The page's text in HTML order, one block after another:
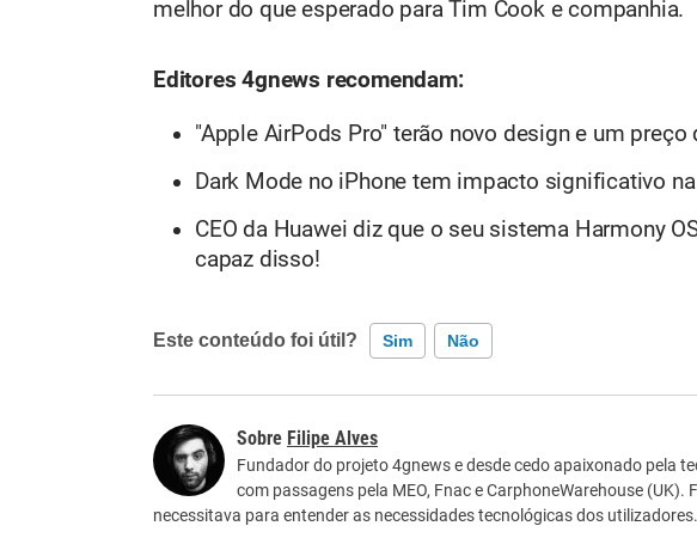
melhor do que esperado para Tim Cook e companhia.
Editores 4gnews recomendam:
"Apple AirPods Pro" terão novo design e um preço
Dark Mode no iPhone tem impacto significativo
CEO da Huawei diz que o seu sistema Harmony
capaz disso!
Este conteúdo foi útil? Sim Não
Este conteúdo não tem a informação que procuro
Outro
Filipe Alves
Fundador do projeto 4gnews e desde cedo apaixonado pela
com passagens pela MEO, Fnac e CarphoneWarehouse (UK).
necessitava para entender as necessidades tecnológicas dos utilizadores.